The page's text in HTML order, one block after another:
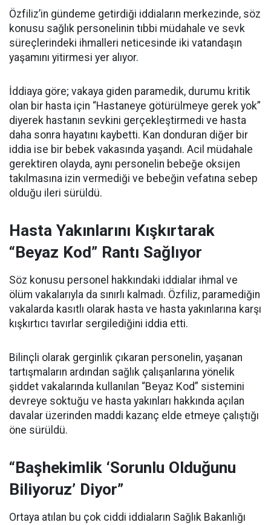
Özfiliz’in gündeme getirdiği iddiaların merkezinde, söz
konusu sağlık personelinin tıbbi müdahale ve sevk
süreçlerindeki ihmalleri neticesinde iki vatandaşın
yaşamını yitirmesi yer alıyor.
İddiaya göre; vakaya giden paramedik, durumu kritik
olan bir hasta için “Hastaneye götürülmeye gerek yok”
diyerek hastanın sevkini gerçekleştirmedi ve hasta
daha sonra hayatını kaybetti. Kan donduran diğer bir
iddia ise bir bebek vakasında yaşandı. Acil müdahale
gerektiren olayda, aynı personelin bebeğe oksijen
takılmasına izin vermediği ve bebeğin vefatına sebep
olduğu ileri sürüldü.
Hasta Yakınlarını Kışkırtarak
“Beyaz Kod” Rantı Sağlıyor
Söz konusu personel hakkındaki iddialar ihmal ve
ölüm vakalarıyla da sınırlı kalmadı. Özfiliz, paramediğin
vakalarda kasıtlı olarak hasta ve hasta yakınlarına karşı
kışkırtıcı tavırlar sergilediğini iddia etti.
Bilinçli olarak gerginlik çıkaran personelin, yaşanan
tartışmaların ardından sağlık çalışanlarına yönelik
şiddet vakalarında kullanılan “Beyaz Kod” sistemini
devreye soktuğu ve hasta yakınları hakkında açılan
davalar üzerinden maddi kazanç elde etmeye çalıştığı
öne sürüldü.
“Başhekimlik ‘Sorunlu Olduğunu
Biliyoruz’ Diyor”
Ortaya atılan bu çok ciddi iddiaların Sağlık Bakanlığı